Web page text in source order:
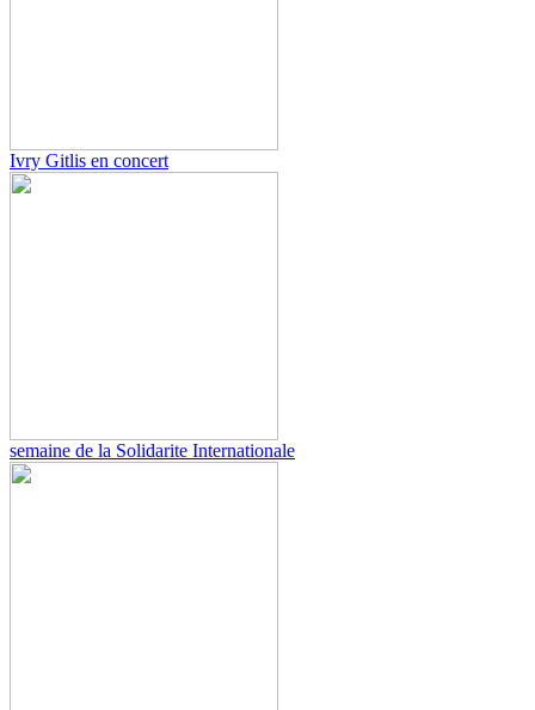
Ivry Gitlis en concert
semaine de la Solidarite Internationale